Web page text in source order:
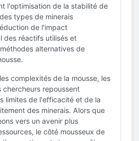
l'optimisation de la stabilité de
types de minerais
de l'impact
des réactifs utilisés et
alternatives de
complexités de la mousse, les
chercheurs repoussent
limites de l'efficacité et de la
des minerais. Alors que
vers un avenir plus
le côté mousseux de